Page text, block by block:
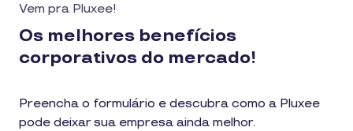
Vem pra Pluxee!
Os melhores benefícios
corporativos do mercado!
Preencha o formulário e descubra como a Pluxee
pode deixar sua empresa ainda melhor.